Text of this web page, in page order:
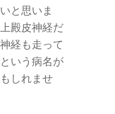
と思いま
殿皮神経だ
経も走って
いう病名が
しれませ